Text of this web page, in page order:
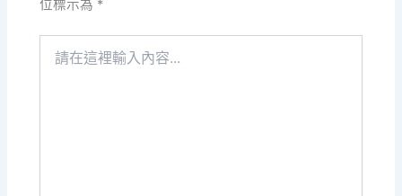
位標示為 *